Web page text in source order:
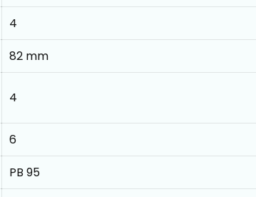
4
82 mm
4
6
PB 95